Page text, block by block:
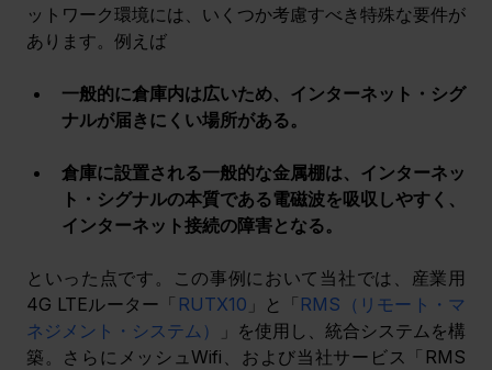
ットワーク環境には、いくつか考慮すべき特殊な要件が
あります。例えば
一般的に倉庫内は広いため、インターネット・シグ
ナルが届きにくい場所がある。
倉庫に設置される一般的な金属棚は、インターネッ
ト・シグナルの本質である電磁波を吸収しやすく、
インターネット接続の障害となる。
といった点です。この事例において当社では、
産業用
4G LTEルーター「 RUTX10 」と「 RMS（リモート・マ
ネジメント・システム）
」を使用し、統合システムを構
築。さらにメッシュWifi、および当社サービス「RMS